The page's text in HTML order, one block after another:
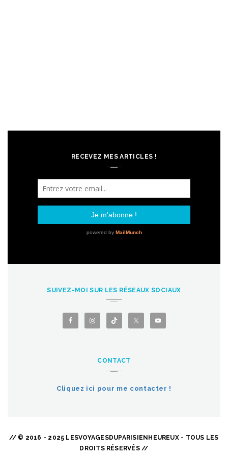
RECEVEZ MES ARTICLES !
SUIVEZ-MOI SUR LES RÉSEAUX SOCIAUX
CONTACT
Cliquez ici pour me contacter !
// © 2016 - 2025 LESVOYAGESDUPARISIENHEUREUX - TOUS LES
DROITS RÉSERVÉS //